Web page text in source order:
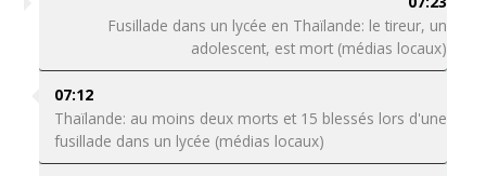
Fusillade dans un lycée en Thaïlande: le tireur, un
adolescent, est mort (médias locaux)
07:12
Thaïlande: au moins deux morts et 15 blessés lors d'une
fusillade dans un lycée (médias locaux)